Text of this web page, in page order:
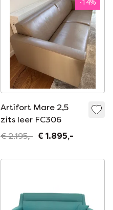
Artifort Mare 2,5
zits leer FC306
€ 2.195,- € 1.895,-